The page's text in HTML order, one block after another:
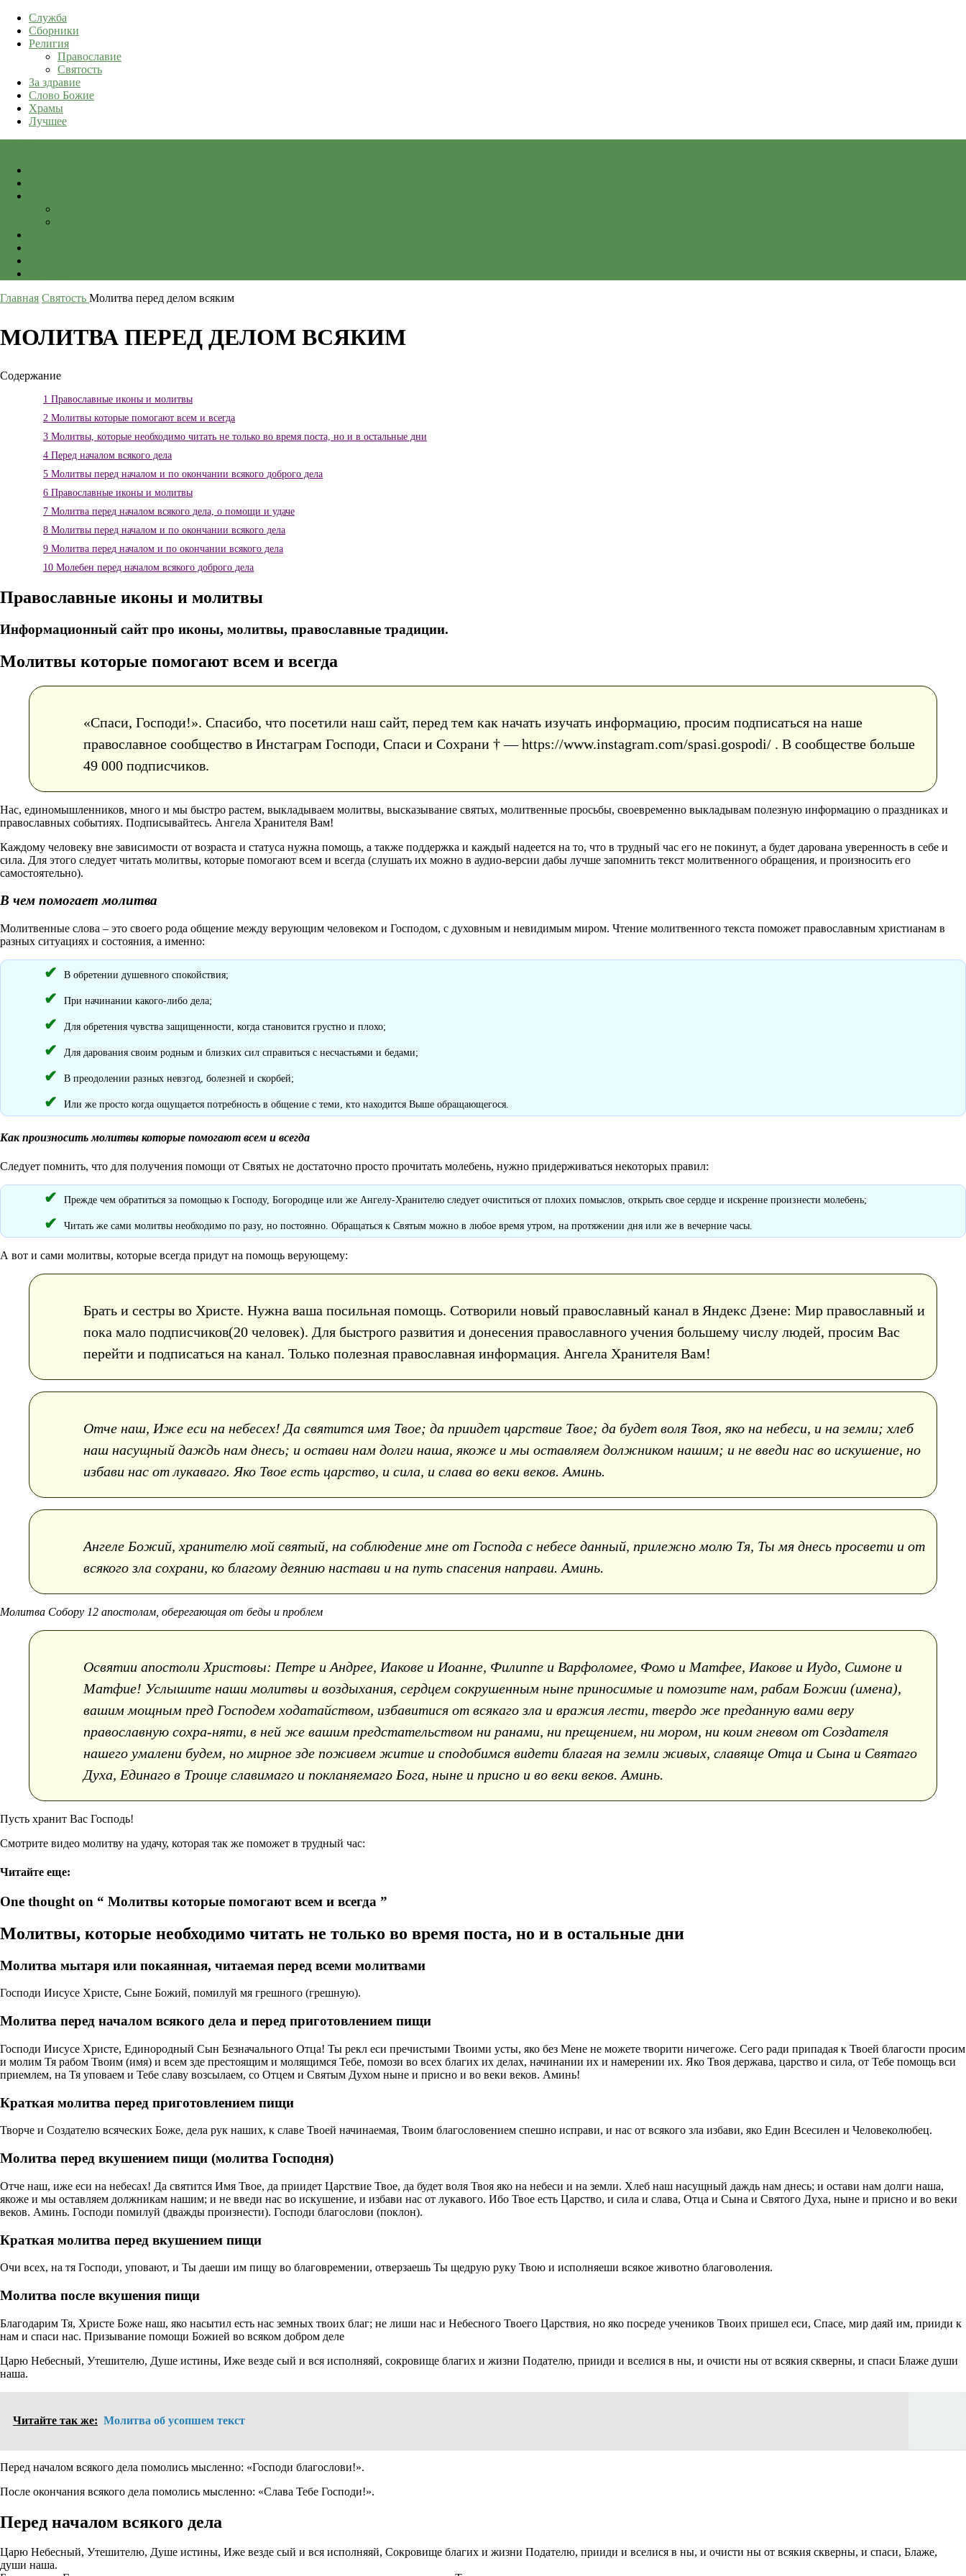
Служба
Сборники
Религия
Православие
Святость
За здравие
Слово Божие
Храмы
Лучшее
Главная Святость Молитва перед делом всяким
МОЛИТВА ПЕРЕД ДЕЛОМ ВСЯКИМ
Содержание
1 Православные иконы и молитвы
2 Молитвы которые помогают всем и всегда
3 Молитвы, которые необходимо читать не только во время поста, но и в остальные дни
4 Перед началом всякого дела
5 Молитвы перед началом и по окончании всякого доброго дела
6 Православные иконы и молитвы
7 Молитва перед началом всякого дела, о помощи и удаче
8 Молитвы перед началом и по окончании всякого дела
9 Молитва перед началом и по окончании всякого дела
10 Молебен перед началом всякого доброго дела
Православные иконы и молитвы
Информационный сайт про иконы, молитвы, православные традиции.
Молитвы которые помогают всем и всегда
«Спаси, Господи!». Спасибо, что посетили наш сайт, перед тем как начать изучать информацию, просим подписаться на наше
православное сообщество в Инстаграм Господи, Спаси и Сохрани † — https://www.instagram.com/spasi.gospodi/ . В сообществе больше
49 000 подписчиков.
Нас, единомышленников, много и мы быстро растем, выкладываем молитвы, высказывание святых, молитвенные просьбы, своевременно выкладывам полезную информацию о праздниках и
православных событиях. Подписывайтесь. Ангела Хранителя Вам!
Каждому человеку вне зависимости от возраста и статуса нужна помощь, а также поддержка и каждый надеется на то, что в трудный час его не покинут, а будет дарована уверенность в себе и
сила. Для этого следует читать молитвы, которые помогают всем и всегда (слушать их можно в аудио-версии дабы лучше запомнить текст молитвенного обращения, и произносить его
самостоятельно).
В чем помогает молитва
Молитвенные слова – это своего рода общение между верующим человеком и Господом, с духовным и невидимым миром. Чтение молитвенного текста поможет православным христианам в
разных ситуациях и состояния, а именно:
В обретении душевного спокойствия;
При начинании какого-либо дела;
Для обретения чувства защищенности, когда становится грустно и плохо;
Для дарования своим родным и близких сил справиться с несчастьями и бедами;
В преодолении разных невзгод, болезней и скорбей;
Или же просто когда ощущается потребность в общение с теми, кто находится Выше обращающегося.
Как произносить молитвы которые помогают всем и всегда
Следует помнить, что для получения помощи от Святых не достаточно просто прочитать молебень, нужно придерживаться некоторых правил:
Прежде чем обратиться за помощью к Господу, Богородице или же Ангелу-Хранителю следует очиститься от плохих помыслов, открыть свое сердце и искренне произнести молебень;
Читать же сами молитвы необходимо по разу, но постоянно. Обращаться к Святым можно в любое время утром, на протяжении дня или же в вечерние часы.
А вот и сами молитвы, которые всегда придут на помощь верующему:
Брать и сестры во Христе. Нужна ваша посильная помощь. Сотворили новый православный канал в Яндекс Дзене: Мир православный и
пока мало подписчиков(20 человек). Для быстрого развития и донесения православного учения большему числу людей, просим Вас
перейти и подписаться на канал. Только полезная православная информация. Ангела Хранителя Вам!
Отче наш, Иже еси на небесех! Да святится имя Твое; да приидет царствие Твое; да будет воля Твоя, яко на небеси, и на земли; хлеб
наш насущный даждь нам днесь; и остави нам долги наша, якоже и мы оставляем должником нашим; и не введи нас во искушение, но
избави нас от лукаваго. Яко Твое есть царство, и сила, и слава во веки веков. Аминь.
Ангеле Божий, хранителю мой святый, на соблюдение мне от Господа с небесе данный, прилежно молю Тя, Ты мя днесь просвети и от
всякого зла сохрани, ко благому деянию настави и на путь спасения направи. Аминь.
Молитва Собору 12 апостолам, оберегающая от беды и проблем
Освятии апостоли Христовы: Петре и Андрее, Иакове и Иоанне, Филиппе и Варфоломее, Фомо и Матфее, Иакове и Иудо, Симоне и
Матфие! Услышите наши молитвы и воздыхания, сердцем сокрушенным ныне приносимые и помозите нам, рабам Божии (имена),
вашим мощным пред Господем ходатайством, избавитися от всякаго зла и вражия лести, твердо же преданную вами веру
православную сохра-няти, в ней же вашим предстательством ни ранами, ни прещением, ни мором, ни коим гневом от Создателя
нашего умалени будем, но мирное зде поживем житие и сподобимся видети благая на земли живых, славяще Отца и Сына и Святаго
Духа, Единаго в Троице славимаго и покланяемаго Бога, ныне и присно и во веки веков. Аминь.
Пусть хранит Вас Господь!
Смотрите видео молитву на удачу, которая так же поможет в трудный час:
Читайте еще:
One thought on “ Молитвы которые помогают всем и всегда ”
Молитвы, которые необходимо читать не только во время поста, но и в остальные дни
Молитва мытаря или покаянная, читаемая перед всеми молитвами
Господи Иисусе Христе, Сыне Божий, помилуй мя грешного (грешную).
Молитва перед началом всякого дела и перед приготовлением пищи
Господи Иисусе Христе, Единородный Сын Безначального Отца! Ты рекл еси пречистыми Твоими усты, яко без Мене не можете творити ничегоже. Сего ради припадая к Твоей благости просим
и молим Тя рабом Твоим (имя) и всем зде престоящим и молящимся Тебе, помози во всех благих их делах, начинании их и намерении их. Яко Твоя держава, царство и сила, от Тебе помощь вси
приемлем, на Тя уповаем и Тебе славу возсылаем, со Отцем и Святым Духом ныне и присно и во веки веков. Аминь!
Краткая молитва перед приготовлением пищи
Творче и Создателю всяческих Боже, дела рук наших, к славе Твоей начинаемая, Твоим благословением спешно исправи, и нас от всякого зла избави, яко Един Всесилен и Человеколюбец.
Молитва перед вкушением пищи (молитва Господня)
Отче наш, иже еси на небесах! Да святится Имя Твое, да приидет Царствие Твое, да будет воля Твоя яко на небеси и на земли. Хлеб наш насущный даждь нам днесь; и остави нам долги наша,
якоже и мы оставляем должникам нашим; и не введи нас во искушение, и избави нас от лукавого. Ибо Твое есть Царство, и сила и слава, Отца и Сына и Святого Духа, ныне и присно и во веки
веков. Аминь. Господи помилуй (дважды произнести). Господи благослови (поклон).
Краткая молитва перед вкушением пищи
Очи всех, на тя Господи, уповают, и Ты даеши им пищу во благовремении, отверзаешь Ты щедрую руку Твою и исполняеши всякое животно благоволения.
Молитва после вкушения пищи
Благодарим Тя, Христе Боже наш, яко насытил есть нас земных твоих благ; не лиши нас и Небесного Твоего Царствия, но яко посреде учеников Твоих пришел еси, Спасе, мир даяй им, прииди к
нам и спаси нас. Призывание помощи Божией во всяком добром деле
Царю Небесный, Утешителю, Душе истины, Иже везде сый и вся исполняяй, сокровище благих и жизни Подателю, прииди и вселися в ны, и очисти ны от всякия скверны, и спаси Блаже души
наша.
Читайте так же: Молитва об усопшем текст
Перед началом всякого дела помолись мысленно: «Господи благослови!».
После окончания всякого дела помолись мысленно: «Слава Тебе Господи!».
Перед началом всякого дела
Царю Небесный, Утешителю, Душе истины, Иже везде сый и вся исполняяй, Сокровище благих и жизни Подателю, прииди и вселися в ны, и очисти ны от всякия скверны, и спаси, Блаже,
души наша.